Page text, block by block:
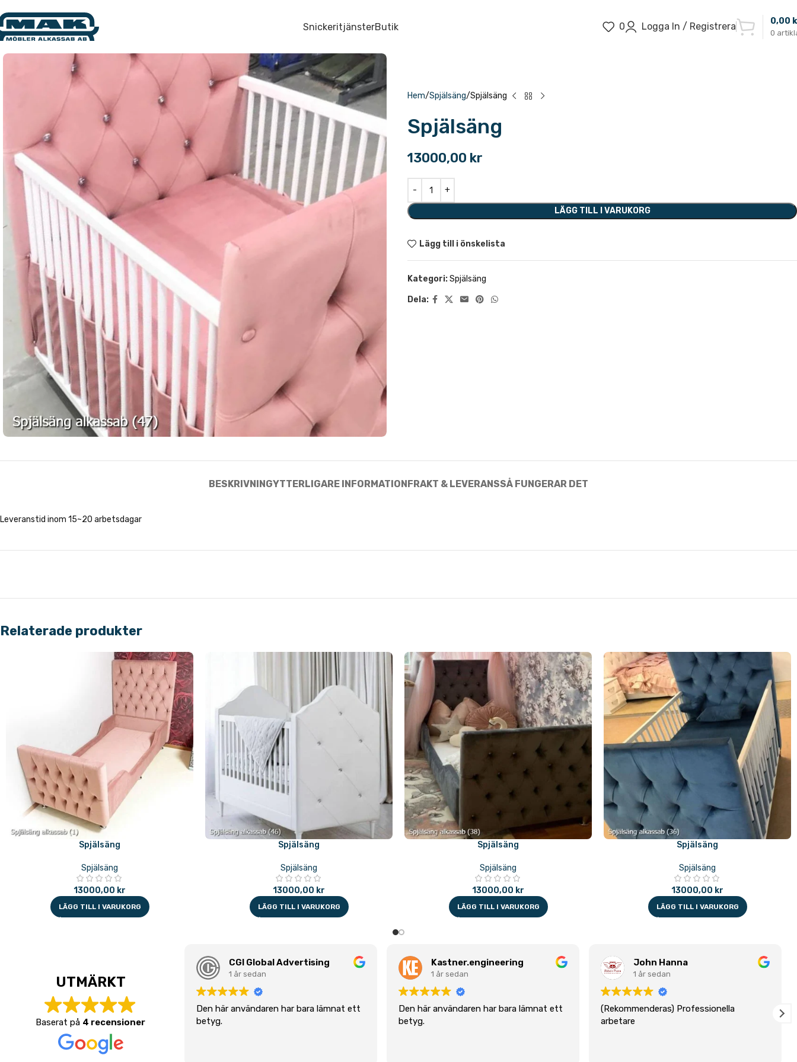
SnickeritjänsterButik 0 Logga In / Registrera
0
0,00
Hem Spjälsäng Spjälsäng
Spjälsäng
13000,00 kr
LÄGG TILL I VARUKORG
Lägg till i önskelista
Kategori:Spjälsäng
Dela:
BESKRIVNINGYTTERLIGARE INFORMATIONFRAKT & LEVERANSSÅ FUNGERAR DET
Leveranstid inom 15~20 arbetsdagar
Relaterade produkter
Spjälsäng
Spjälsäng
13000,00 kr
LÄGG TILL I VARUKORG
Spjälsäng
Spjälsäng
13000,00 kr
LÄGG TILL I VARUKORG
Spjälsäng
Spjälsäng
13000,00 kr
LÄGG TILL I VARUKORG
Spjälsäng
Spjälsäng
13000,00 kr
LÄGG TILL I VARUKORG
UTMÄRKT
Baserat på 4 recensioner
CGI Global Advertising
1 år sedan
Den här användaren har bara lämnat ett
betyg.
Kastner.engineering
1 år sedan
Den här användaren har bara lämnat ett
betyg.
John Hanna
1 år sedan
(Rekommenderas) Professionella
arbetare